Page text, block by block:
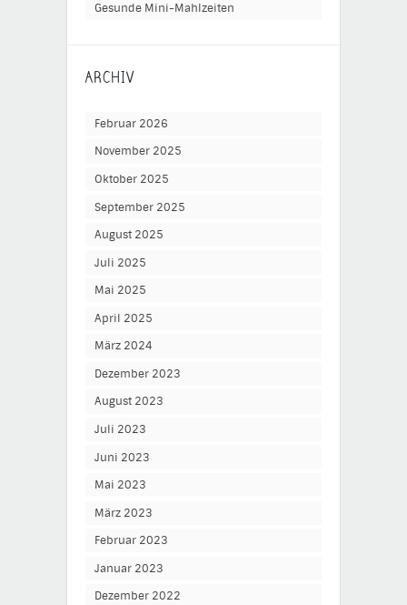
Gesunde Mini-Mahlzeiten
ARCHIV
Februar 2026
November 2025
Oktober 2025
September 2025
August 2025
Juli 2025
Mai 2025
April 2025
März 2024
Dezember 2023
August 2023
Juli 2023
Juni 2023
Mai 2023
März 2023
Februar 2023
Januar 2023
Dezember 2022